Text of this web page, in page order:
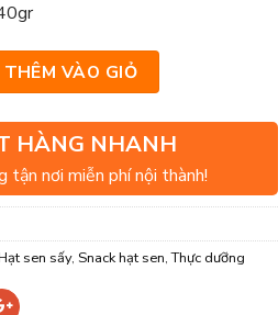
THÊM VÀO GIỎ
HÀNG NHANH
tận nơi miễn phí nội thành!
sen sấy, Snack hạt sen,Thực dưỡng